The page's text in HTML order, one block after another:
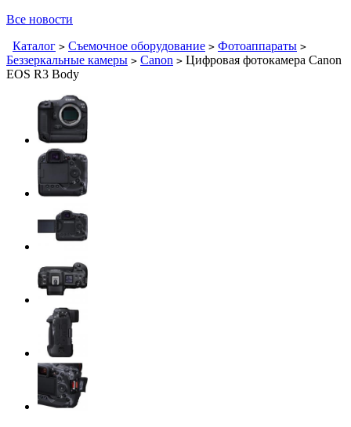
Все новости
Каталог > Съемочное оборудование > Фотоаппараты >
Беззеркальные камеры > Canon > Цифровая фотокамера Canon
EOS R3 Body